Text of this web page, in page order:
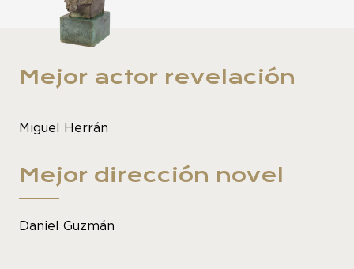
Mejor actor revelación
Miguel Herrán
Mejor dirección novel
Daniel Guzmán